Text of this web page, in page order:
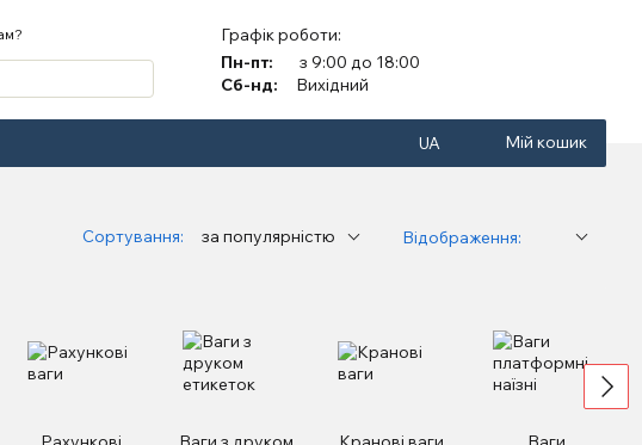
Графік роботи:
Пн-пт:
з 9:00 до 18:00
Сб-нд:
Вихідний
UA Мій кошик
Сортування: за популярністю Відображення: